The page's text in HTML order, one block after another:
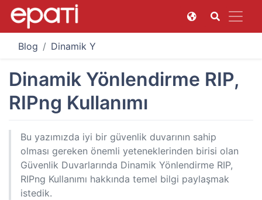
Blog Dinamik Yönlendirme RIP, RIPng Kullanımı
Dinamik Yönlendirme RIP,
RIPng Kullanımı
Bu yazımızda iyi bir güvenlik duvarının sahip
olması gereken önemli yeteneklerinden birisi olan
Güvenlik Duvarlarında Dinamik Yönlendirme RIP,
RIPng Kullanımı hakkında temel bilgi paylaşmak
istedik.